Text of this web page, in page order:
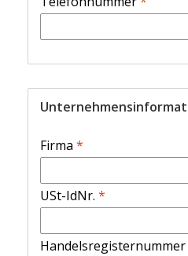
Firma *
USt-IdNr. *
Handelsregisternummer